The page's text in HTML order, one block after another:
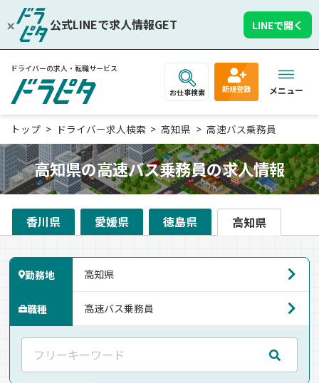
公式LINEで求人情報GET LINEで開く
ドライバーの求人・転職サービス
お仕事検索 新規登録 メニュー
トップ ドライバー求人検索 高知県 高速バス乗務員
高知県の高速バス乗務員の求人情報
香川県 愛媛県 徳島県 高知県
勤務地
職種